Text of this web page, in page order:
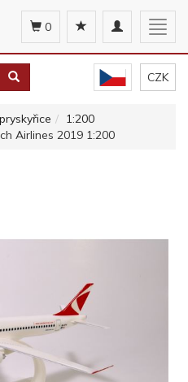
Toggle
navigation
0
CZK
1:200
Airlines 2019 1:200